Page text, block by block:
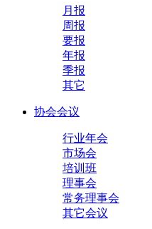
月报
周报
要报
年报
季报
其它
协会会议
行业年会
市场会
培训班
理事会
常务理事会
其它会议